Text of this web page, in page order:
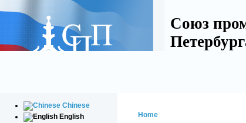
Союз
Chinese
English
Home